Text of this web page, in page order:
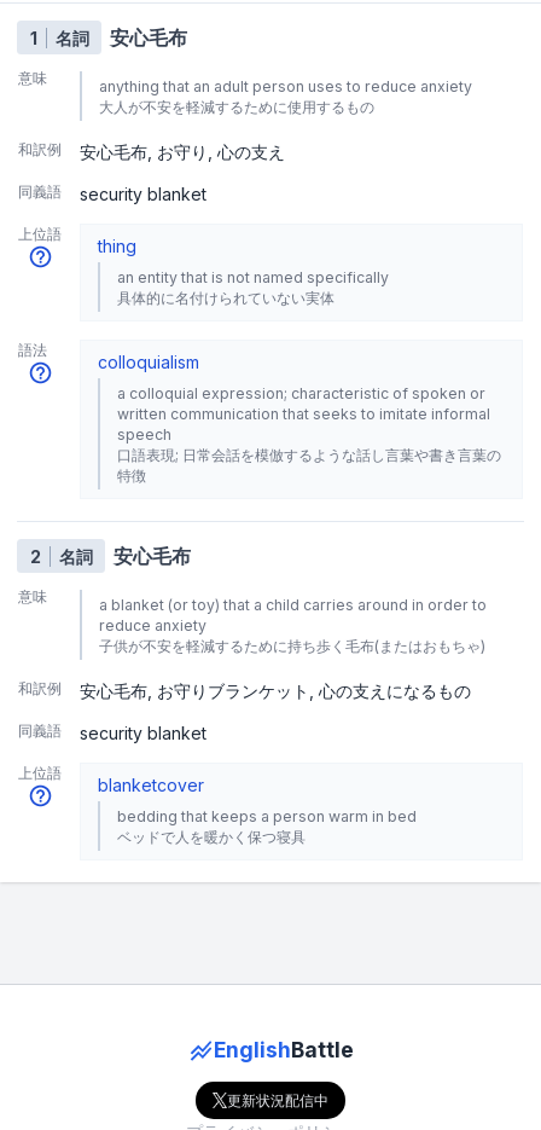
1 名詞 安心毛布
意味
anything that an adult person uses to reduce anxiety
大人が不安を軽減するために使用するもの
和訳例 安心毛布 お守り 心の支え
同義語 security blanket
上位語
thing
an entity that is not named specifically
具体的に名付けられていない実体
語法
colloquialism
a colloquial expression; characteristic of spoken or
written communication that seeks to imitate informal
speech
口語表現; 日常会話を模倣するような話し言葉や書き言葉の
特徴
2 名詞 安心毛布
意味
a blanket (or toy) that a child carries around in order to
reduce anxiety
子供が不安を軽減するために持ち歩く毛布(またはおもちゃ)
和訳例 安心毛布 お守りブランケット 心の支えになるもの
同義語 security blanket
上位語
blanketcover
bedding that keeps a person warm in bed
ベッドで人を暖かく保つ寝具
EnglishBattle
更新状況配信中